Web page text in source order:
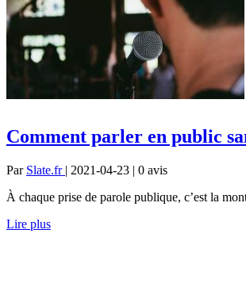
Comment parler en public
Par Slate.fr | 2021-04-23 | 0 avis
À chaque prise de parole publique, c’est la
Lire plus